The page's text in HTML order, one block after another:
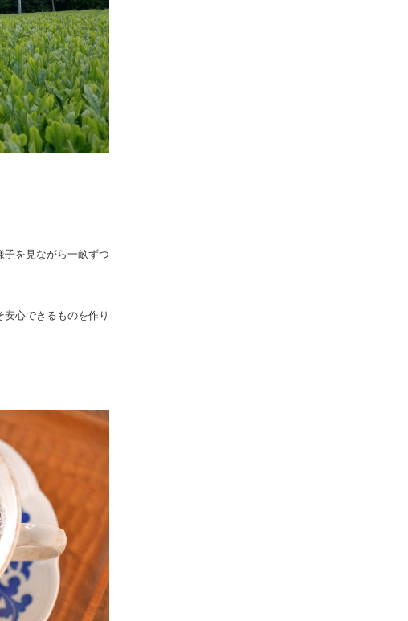
を見ながら一畝ずつ
心できるものを作り